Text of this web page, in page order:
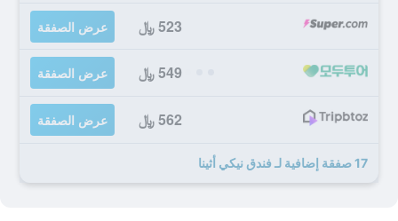
523 ﷼ عرض الصفقة
549 ﷼ عرض الصفقة
562 ﷼ عرض الصفقة
17 صفقة إضافية لـ فندق نيكي أثينا